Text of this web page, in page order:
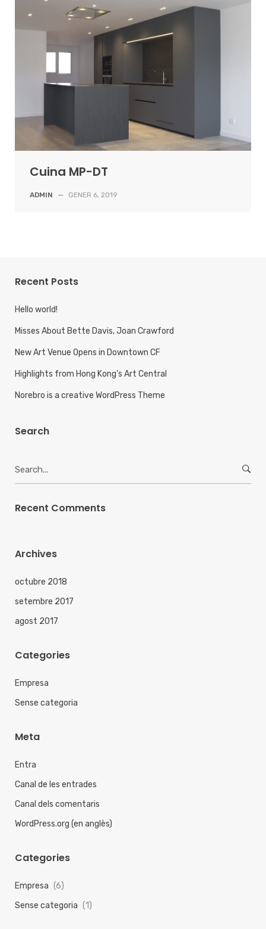
Cuina MP-DT
ADMIN — GENER 6, 2019
Recent Posts
Hello world!
Misses About Bette Davis, Joan Crawford
New Art Venue Opens in Downtown CF
Highlights from Hong Kong’s Art Central
Norebro is a creative WordPress Theme
Search
Recent Comments
Archives
octubre 2018
setembre 2017
agost 2017
Categories
Empresa
Sense categoria
Meta
Entra
Canal de les entrades
Canal dels comentaris
WordPress.org (en anglès)
Categories
Empresa (6)
Sense categoria (1)